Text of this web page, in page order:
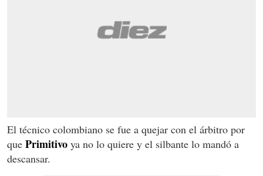
El técnico colombiano se fue a quejar con el árbitro por
que Primitivo ya no lo quiere y el silbante lo mandó a
descansar.